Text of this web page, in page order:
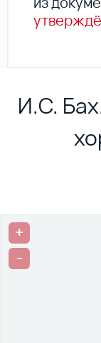
И.С.
+
-